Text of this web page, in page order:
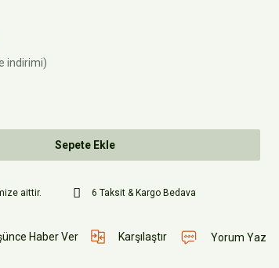
indirimi)
Sepete Ekle
aittir. 6 Taksit & Kargo Bedava
Haber Ver Karşılaştır Yorum Yaz